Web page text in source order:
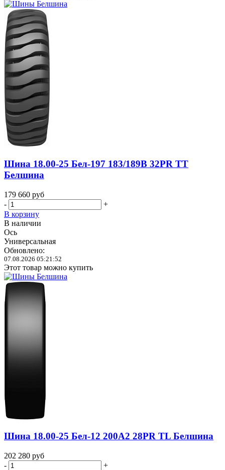
Шина 18.00-25 Бел-197 183/189B 32PR TT
Белшина
179 660 руб
-
+
В корзину
В наличии
Ось
Универсальная
Обновлено:
07.08.2026 05:21:52
Этот товар можно купить
Шина 18.00-25 Бел-12 200A2 28PR TL Белшина
202 280 руб
-
+